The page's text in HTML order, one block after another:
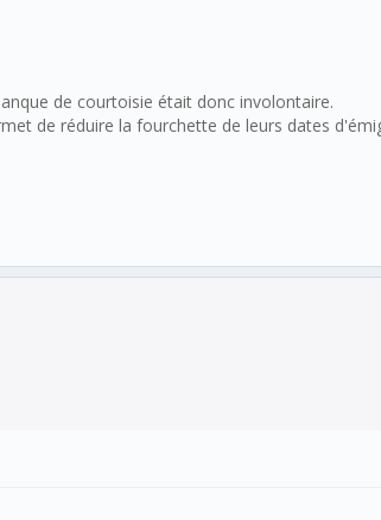
de courtoisie était donc involontaire.
de réduire la fourchette de leurs dates